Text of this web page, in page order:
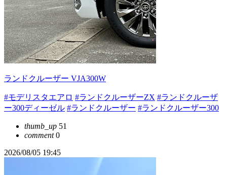
ランドクルーザー VJA300W
#モデリスタエアロ #ランドクルーザーZX #ランドクルーザ
ー300ディーゼル #ランドクルーザー #ランドクルーザー300
thumb_up 51
comment0
2026/08/05 19:45